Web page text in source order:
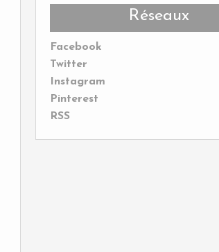
Réseaux
Facebook
Twitter
Instagram
Pinterest
RSS